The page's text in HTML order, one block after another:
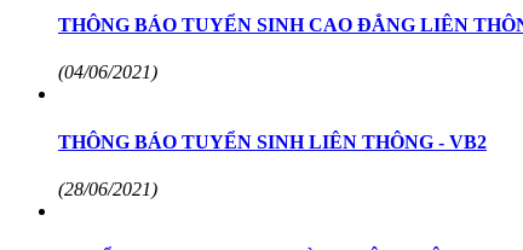
THÔNG BÁO TUYỂN SINH CAO ĐẲNG LIÊN
(04/06/2021)
THÔNG BÁO TUYỂN SINH LIÊN THÔNG - VB2
(28/06/2021)